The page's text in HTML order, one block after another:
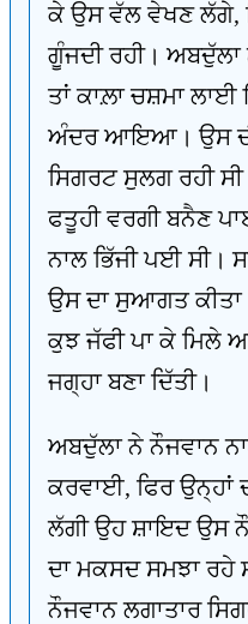
ਕੇ ਉਸ ਵੱਲ ਵੇਖਣ ਲੱਗੇ,
ਗੂੰਜਦੀ ਰਹੀ।
ਤਾਂ ਕਾਲ਼ਾ ਚਸ਼ਮਾ
ਅੰਦਰ ਆਇਆ। ਉਸ
ਸਿਗਰਟ ਸੁਲਗ ਰਹੀ
ਫਤੂਹੀ ਵਰਗੀ ਬਨੈਣ
ਨਾਲ ਭਿੱਜੀ ਪਈ ਸੀ।
ਉਸ ਦਾ ਸੁਆਗਤ
ਕੁਝ ਜੱਫੀ ਪਾ ਕੇ ਮਿਲੇ
ਜਗ੍ਹਾ ਬਣਾ ਦਿੱਤੀ।
ਅਬਦੁੱਲਾ ਨੇ ਨੌਜਵਾਨ
ਕਰਵਾਈ, ਫਿਰ ਉਨ੍ਹਾਂ
ਲੱਗੀ ਉਹ ਸ਼ਾਇਦ ਉਸ
ਦਾ ਮਕਸਦ ਸਮਝਾ ਰਹੇ
ਨੌਜਵਾਨ ਲਗਾਤਾਰ